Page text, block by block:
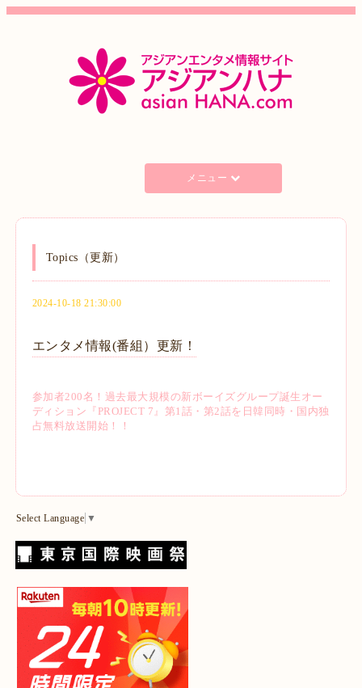
メニュー
Topics（更新）
2024-10-18 21:30:00
エンタメ情報(番組）更新！
参加者200名！過去最大規模の新ボーイズグループ誕生オー
ディション『PROJECT 7』第1話・第2話を日韓同時・国内独
占無料放送開始！！
Select Language ▼